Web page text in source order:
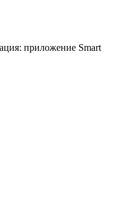
приложение Smart